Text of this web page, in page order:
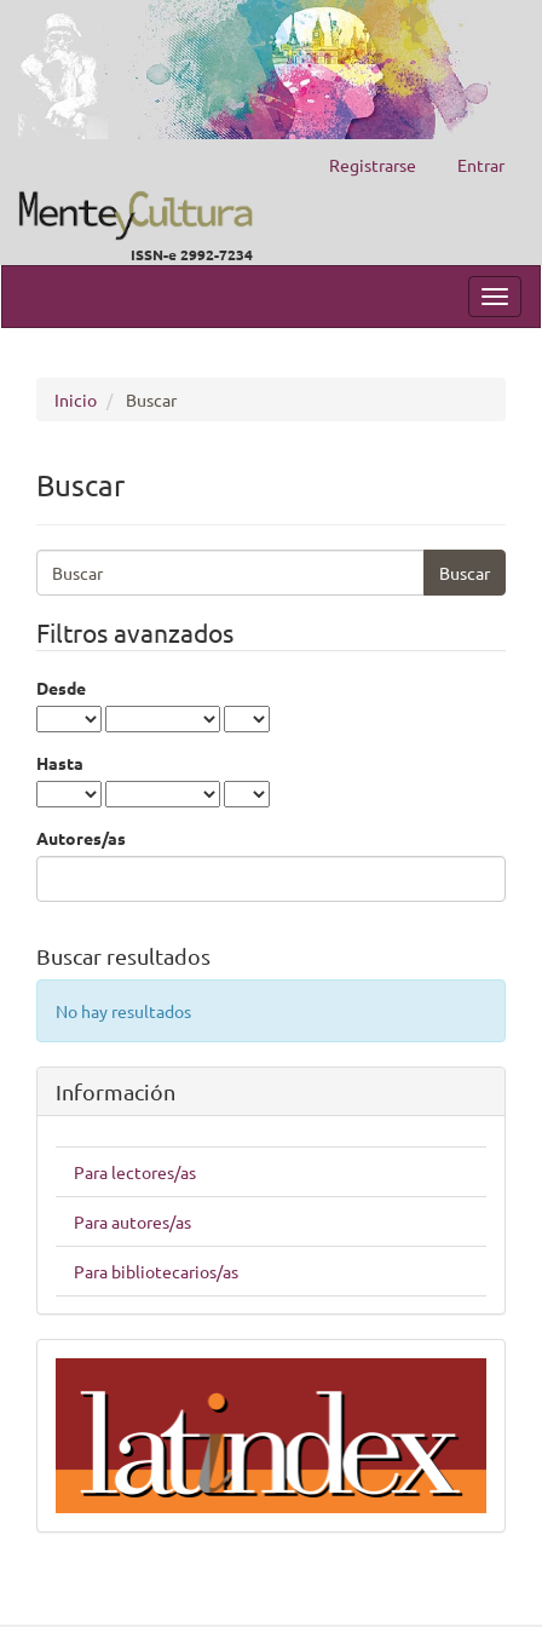
Registrarse Entrar
ISSN-e 2992-7234
Contenido
lateral
Inicio Buscar
Buscar
Buscar
artículos
Filtros avanzados
Desde
Hasta
Autores/as
Buscar resultados
No hay resultados
Información
Para lectores/as
Para autores/as
Para bibliotecarios/as
indices